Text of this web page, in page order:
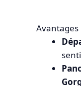
Avantages